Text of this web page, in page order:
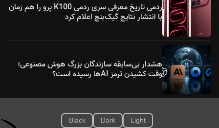
ردمی تاریخ معرفی سری ردمی K100 پرو را هم زمان
با انتشار نتایج گیک‌بنچ اعلام کرد
هشدار بی‌سابقه سازندگان بزرگ هوش مصنوعی؛
وقت کشیدن ترمز AIها رسیده است؟
Light
Dark
Black